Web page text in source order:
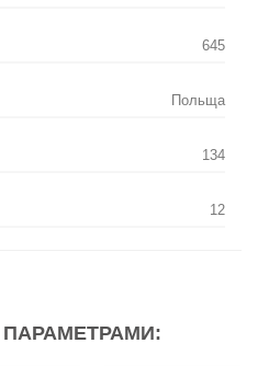
645
Польща
134
12